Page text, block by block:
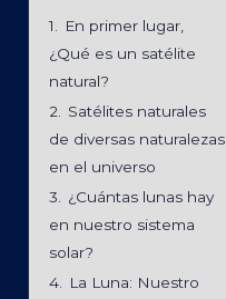
1.
En primer lugar,
¿Qué es un satélite
natural?
2.
Satélites naturales
de diversas naturalezas
en el universo
3.
¿Cuántas lunas hay
en nuestro sistema
solar?
4.
La Luna: Nuestro